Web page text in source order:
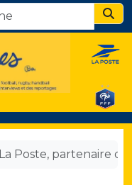
La Poste, partenaire